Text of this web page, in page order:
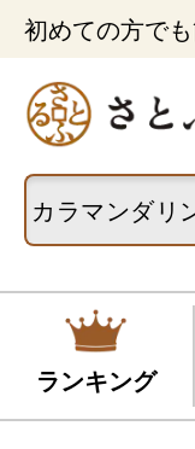
初めての方で
ランキング